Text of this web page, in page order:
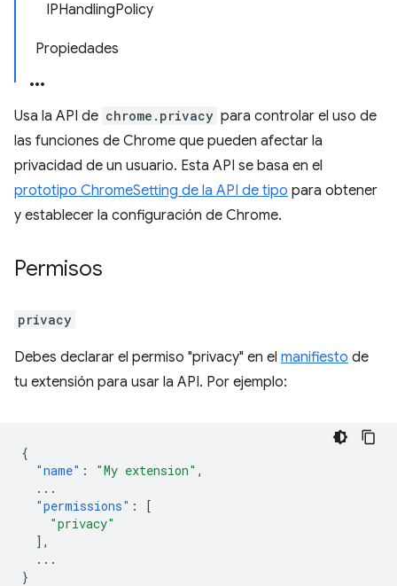
IPHandlingPolicy
Propiedades
Usa la API de chrome.privacy para controlar el uso de
las funciones de Chrome que pueden afectar la
privacidad de un usuario. Esta API se basa en el
prototipo ChromeSetting de la API de tipo para obtener
y establecer la configuración de Chrome.
Permisos
privacy
Debes declarar el permiso "privacy" en el manifiesto de
tu extensión para usar la API. Por ejemplo:
{
"name" : "My extension" ,
...
"permissions" :
[
"privacy"
],
...
}